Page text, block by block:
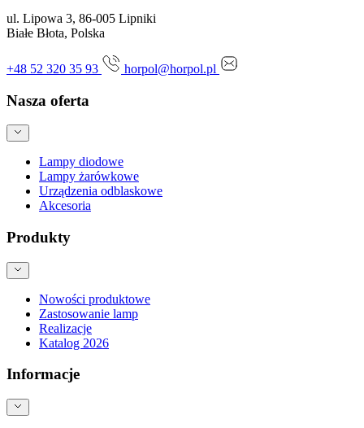
ul. Lipowa 3, 86-005 Lipniki
Białe Błota, Polska
+48 52 320 35 93 horpol@horpol.pl
Nasza oferta
Lampy diodowe
Lampy żarówkowe
Urządzenia odblaskowe
Akcesoria
Produkty
Nowości produktowe
Zastosowanie lamp
Realizacje
Katalog 2026
Informacje